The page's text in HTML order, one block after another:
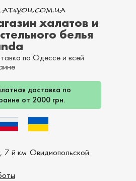
халатов и
белья
по Одессе и всей
доставка по
от 2000 грн.
7 й км. Овидиопольской